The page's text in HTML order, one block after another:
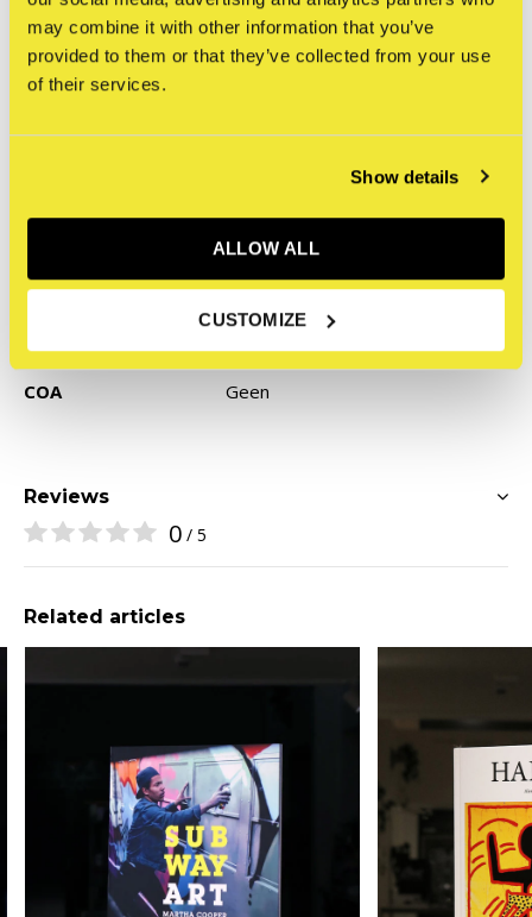
may combine it with other information that you’ve
provided to them or that they’ve collected from your use
of their services.
Show details
ALLOW ALL
CUSTOMIZE
Specificaties
Type print
Fine art print, 12 colors
270 grams fine art paper
Type editie
Limited: 150 stuks
Productie jaar
2024
COA
Geen
Reviews
0 / 5
Related articles